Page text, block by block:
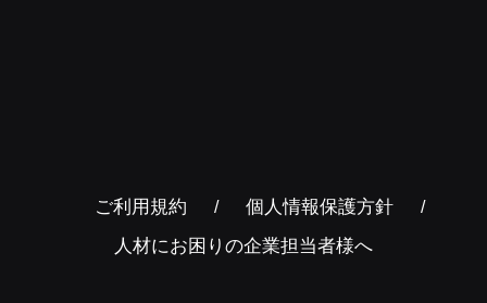
ご利用規約
個人情報保護方針
人材にお困りの企業担当者様へ